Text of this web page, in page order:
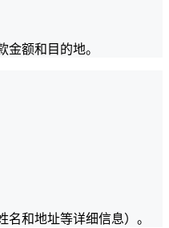
额和目的地。
和地址等详细信息）。